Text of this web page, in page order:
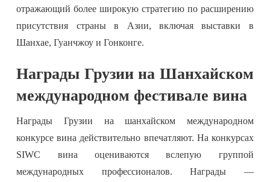
отражающий более широкую стратегию по расширению
присутствия страны в Азии, включая выставки в
Шанхае, Гуанчжоу и Гонконге.
Награды Грузии на Шанхайском
международном фестивале вина
Награды Грузии на шанхайском международном
конкурсе вина действительно впечатляют. На конкурсах
SIWC вина оцениваются вслепую группой
международных профессионалов. Награды —